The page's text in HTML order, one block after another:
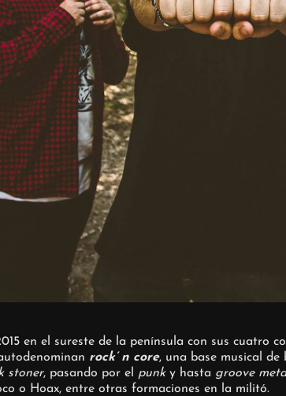
en el sureste de la península con sus cuatro
rock’ n core, una base musical
stoner, pasando por el punky hasta groove
o Hoax, entre otras formaciones en la militó.